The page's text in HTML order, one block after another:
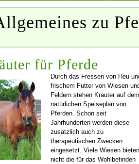
zu
für Pferde
Durch das Fressen von Heu
frischem Futter von Wiesen
Feldern stehen Kräuter auf dem
natürlichen Speiseplan von
Pferden. Schon seit
Jahrhunderten werden diese
zusätzlich auch zu
therapeutischen Zwecken
eingesetzt. Viele Wiesen bieten
nicht die für das Wohlbefinden